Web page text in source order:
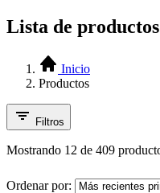
Lista de productos
Inicio
Productos
Filtros
Mostrando 12 de 409
Ordenar por: